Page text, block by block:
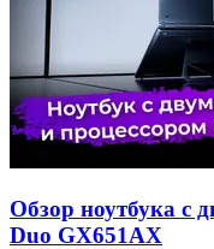
Обзор ноутбука с
Duo GX651AX